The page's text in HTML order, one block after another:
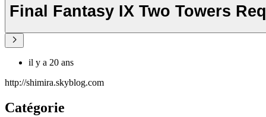
Final Fantasy IX Two Towers
il y a 20 ans
http://shimira.skyblog.com
Catégorie